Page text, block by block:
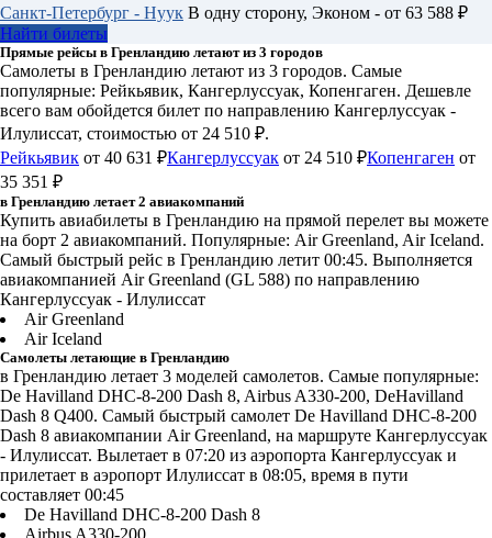
Санкт-Петербург - Нуук В одну сторону, Эконом - от 63 588 ₽
Найти билеты
Прямые рейсы в Гренландию летают из 3 городов
Самолеты в Гренландию летают из 3 городов. Самые
популярные: Рейкьявик, Кангерлуссуак, Копенгаген. Дешевле
всего вам обойдется билет по направлению Кангерлуссуак -
Илулиссат, стоимостью от 24 510 ₽.
Рейкьявик от 40 631 ₽Кангерлуссуак от 24 510 ₽Копенгаген от
35 351 ₽
в Гренландию летает 2 авиакомпаний
Купить авиабилеты в Гренландию на прямой перелет вы можете
на борт 2 авиакомпаний. Популярные: Air Greenland, Air Iceland.
Самый быстрый рейс в Гренландию летит 00:45. Выполняется
авиакомпанией Air Greenland (GL 588) по направлению
Кангерлуссуак - Илулиссат
Air Greenland
Air Iceland
Самолеты летающие в Гренландию
в Гренландию летает 3 моделей самолетов. Самые популярные:
De Havilland DHC-8-200 Dash 8, Airbus A330-200, DeHavilland
Dash 8 Q400. Самый быстрый самолет De Havilland DHC-8-200
Dash 8 авиакомпании Air Greenland, на маршруте Кангерлуссуак
- Илулиссат. Вылетает в 07:20 из аэропорта Кангерлуссуак и
прилетает в аэропорт Илулиссат в 08:05, время в пути
составляет 00:45
De Havilland DHC-8-200 Dash 8
Airbus A330-200